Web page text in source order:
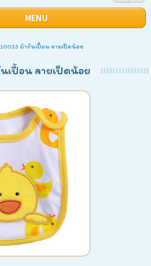
MENU
ผ้ากันเปื้อน ลายเป็ดน้อย
เปื้อน ลายเป็ดน้อย